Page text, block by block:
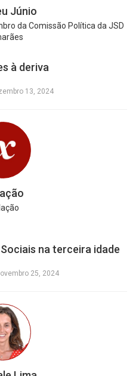
Júnio
da Comissão Política da JSD
à deriva
13, 2024
na terceira idade
25, 2024